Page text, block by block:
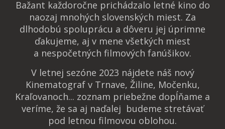
Bažant každoročne prichádzalo letné kino do
naozaj mnohých slovenských miest. Za
dlhodobú spoluprácu a dôveru jej úprimne
ďakujeme, aj v mene všetkých miest
a nespočetných filmových fanúšikov.
V letnej sezóne 2023 nájdete náš nový
Kinematograf v Trnave, Žiline, Močenku,
Kraľovanoch... zoznam priebežne dopĺňame a
veríme, že sa aj naďalej budeme stretávať
pod letnou filmovou oblohou.